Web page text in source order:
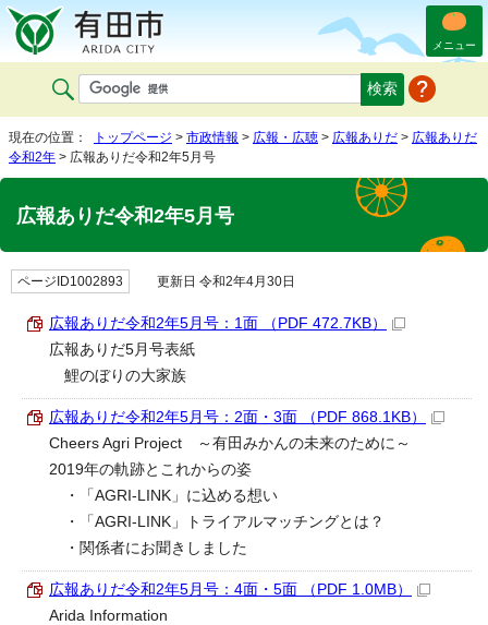
メニュー
現在の位置： トップページ > 市政情報 > 広報・広聴 > 広報ありだ > 広報ありだ
令和2年 > 広報ありだ令和2年5月号
広報ありだ令和2年5月号
ページID1002893 更新日 令和2年4月30日
広報ありだ令和2年5月号：1面 （PDF 472.7KB）
広報ありだ5月号表紙
鯉のぼりの大家族
広報ありだ令和2年5月号：2面・3面 （PDF 868.1KB）
Cheers Agri Project ～有田みかんの未来のために～
2019年の軌跡とこれからの姿
・「AGRI-LINK」に込める想い
・「AGRI-LINK」トライアルマッチングとは？
・関係者にお聞きしました
広報ありだ令和2年5月号：4面・5面 （PDF 1.0MB）
Arida Information